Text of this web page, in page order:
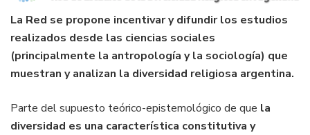
La Red se propone incentivar y difundir los estudios
realizados desde las ciencias sociales
(principalmente la antropología y la sociología) que
muestran y analizan la diversidad religiosa argentina.
Parte del supuesto teórico-epistemológico de que la
diversidad es una característica constitutiva y